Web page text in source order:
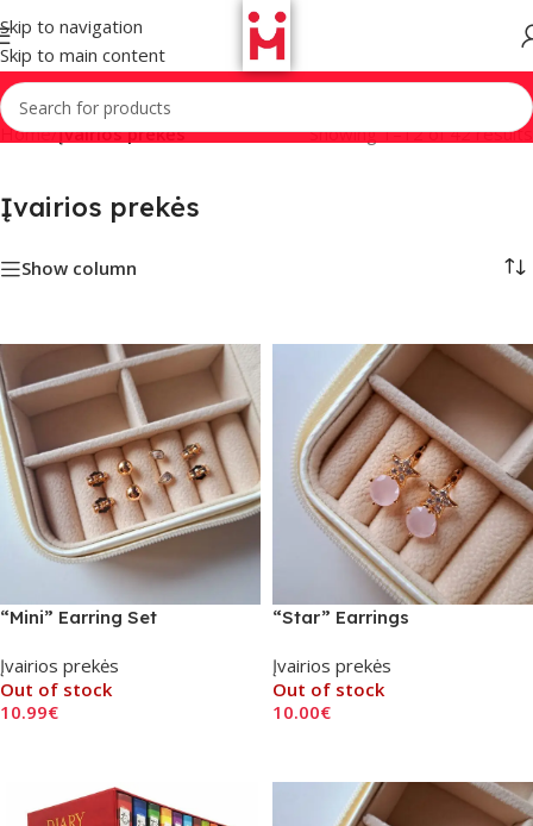
Skip to navigation
Skip to main content
Home/Įvairios prekės Showing 1–12 of 42 results
Įvairios prekės
Show column
“Mini” Earring Set
Įvairios prekės
Out of stock
10.99€
“Star” Earrings
Įvairios prekės
Out of stock
10.00€